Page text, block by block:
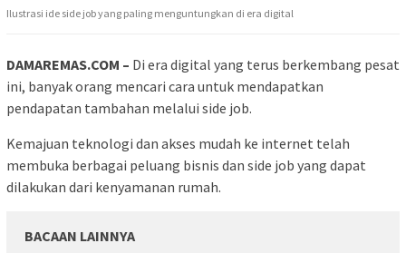
Ilustrasi ide side job yang paling menguntungkan di era digital
DAMAREMAS.COM – Di era digital yang terus berkembang pesat
ini, banyak orang mencari cara untuk mendapatkan
pendapatan tambahan melalui side job.
Kemajuan teknologi dan akses mudah ke internet telah
membuka berbagai peluang bisnis dan side job yang dapat
dilakukan dari kenyamanan rumah.
BACAAN LAINNYA